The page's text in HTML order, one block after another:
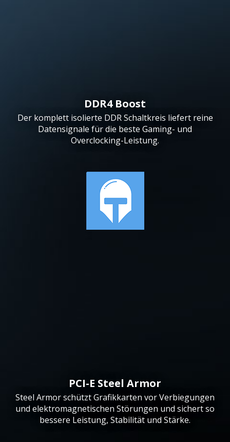
DDR4 Boost
Der komplett isolierte DDR Schaltkreis liefert reine
Datensignale für die beste Gaming- und
Overclocking-Leistung.
PCI-E Steel Armor
Steel Armor schützt Grafikkarten vor Verbiegungen
und elektromagnetischen Störungen und sichert so
bessere Leistung, Stabilität und Stärke.